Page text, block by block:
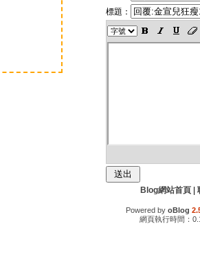
標題：
Blog網站首頁|
Powered by oBlog
網頁執行時間：